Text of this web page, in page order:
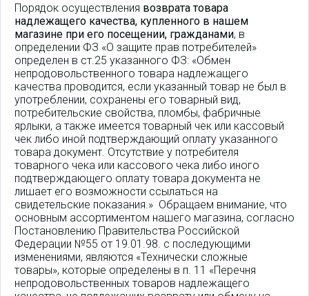
Порядок осуществления возврата товара
надлежащего качества, купленного в нашем
магазине при его посещении, гражданами, в
определении ФЗ «О защите прав потребителей»
определен в ст.25 указанного ФЗ: «Обмен
непродовольственного товара надлежащего
качества проводится, если указанный товар не был в
употреблении, сохранены его товарный вид,
потребительские свойства, пломбы, фабричные
ярлыки, а также имеется товарный чек или кассовый
чек либо иной подтверждающий оплату указанного
товара документ. Отсутствие у потребителя
товарного чека или кассового чека либо иного
подтверждающего оплату товара документа не
лишает его возможности ссылаться на
свидетельские показания.» Обращаем внимание, что
основным ассортиментом нашего магазина, согласно
Постановлению Правительства Российской
Федерации №55 от 19.01.98. с последующими
изменениями, являются «Технически сложные
товары», которые определены в п. 11 «Перечня
непродовольственных товаров надлежащего